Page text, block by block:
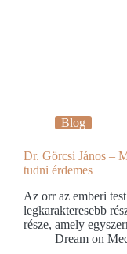
Blog
Dr. Görcsi János –
tudni érdemes
Az orr az emberi
legkarakteresebb
része, amely
Dream on